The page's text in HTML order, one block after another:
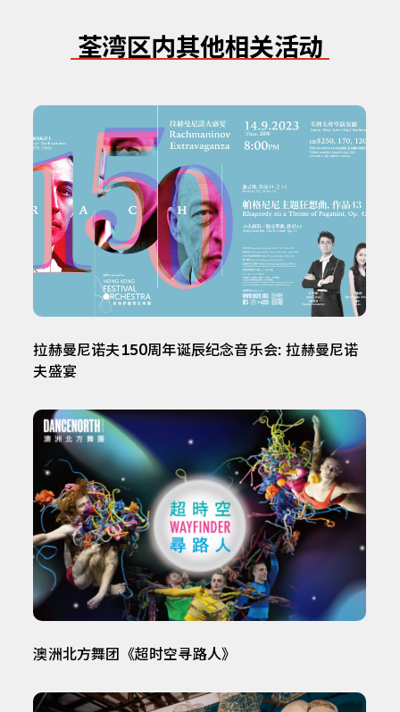
荃湾区内其他相关活动
拉赫曼尼诺夫150周年诞辰纪念音乐会: 拉赫曼尼诺
夫盛宴
澳洲北方舞团《超时空寻路人》